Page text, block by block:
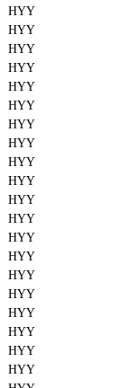
HYY
HYY
HYY
HYY
HYY
HYY
HYY
HYY
HYY
HYY
HYY
HYY
HYY
HYY
HYY
HYY
HYY
HYY
HYY
HYY